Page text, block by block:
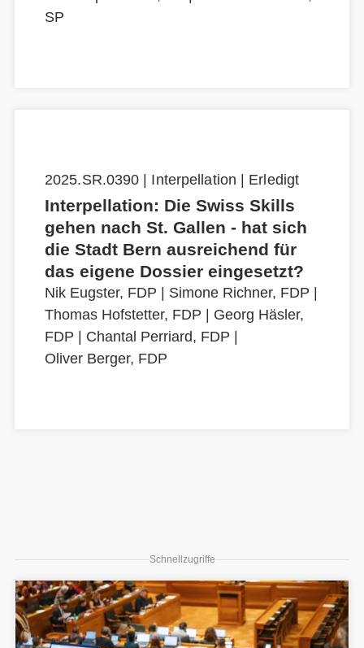
SP
2025.SR.0390 | Interpellation | Erledigt
Interpellation: Die Swiss Skills
gehen nach St. Gallen - hat sich
die Stadt Bern ausreichend für
das eigene Dossier eingesetzt?
Nik Eugster, FDP Simone Richner, FDP
Thomas Hofstetter, FDP
Georg Häsler,
FDP
Chantal Perriard, FDP
Oliver Berger, FDP
Schnellzugriffe